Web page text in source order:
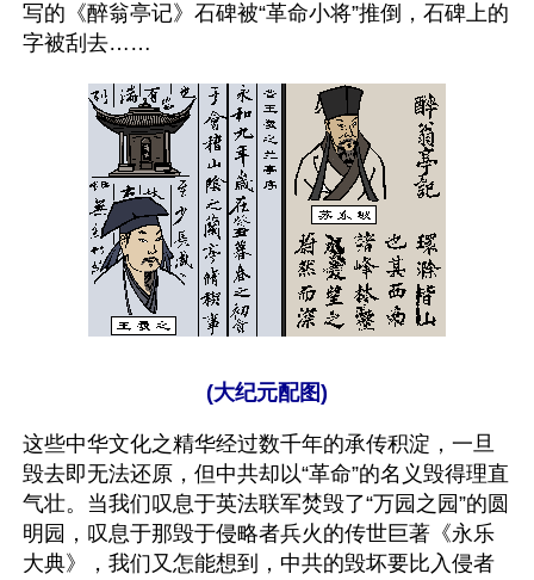
写的《醉翁亭记》石碑被“革命小将”推倒，石碑上的
字被刮去……
(大纪元配图)
这些中华文化之精华经过数千年的承传积淀，一旦
毁去即无法还原，但中共却以“革命”的名义毁得理直
气壮。当我们叹息于英法联军焚毁了“万园之园”的圆
明园，叹息于那毁于侵略者兵火的传世巨著《永乐
大典》，我们又怎能想到，中共的毁坏要比入侵者